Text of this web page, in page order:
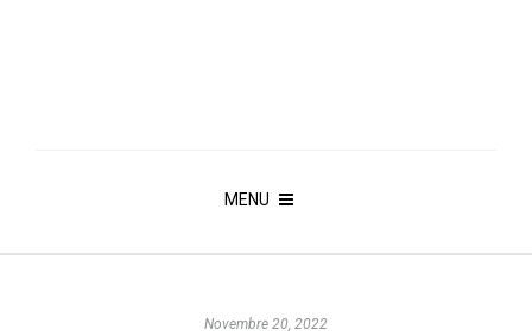
MENU
Novembre 20, 2022